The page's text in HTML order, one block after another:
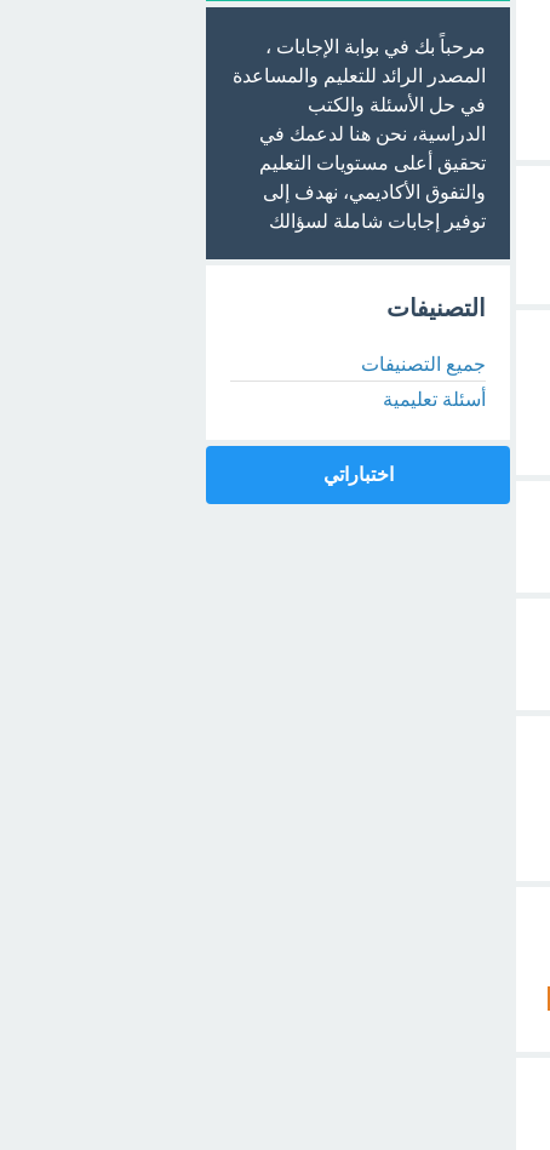
مرحباً بك في بوابة الإجابات ،
المصدر الرائد للتعليم والمساعدة
في حل الأسئلة والكتب
الدراسية، نحن هنا لدعمك في
تحقيق أعلى مستويات التعليم
والتفوق الأكاديمي، نهدف إلى
توفير إجابات شاملة لسؤالك
التصنيفات
جميع التصنيفات
أسئلة تعليمية
اختباراتي